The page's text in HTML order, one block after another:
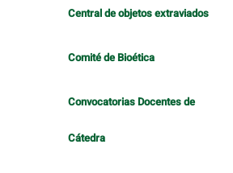
Central de objetos extraviados
Comité de Bioética
Convocatorias Docentes de
Cátedra